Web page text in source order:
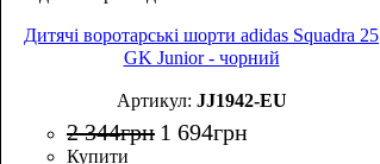
Дитячі воротарські шорти adidas Squadra 25
GK Junior - чорний
JJ1942-EU
2 344грн 1 694грн
Купити